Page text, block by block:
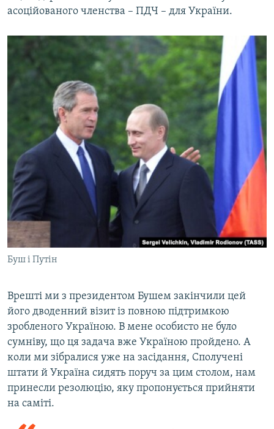
асоційованого членства – ПДЧ – для України.
Буш і Путін
Врешті ми з президентом Бушем закінчили цей
його дводенний візит із повною підтримкою
зробленого Україною. В мене особисто не було
сумніву, що ця задача вже Україною пройдено. А
коли ми зібралися уже на засідання, Сполучені
штати й Україна сидять поруч за цим столом, нам
принесли резолюцію, яку пропонується прийняти
на саміті.